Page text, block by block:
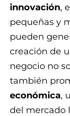
innovación,
pequeñas y
pueden
creación de
negocio no
también
económica,
del mercado